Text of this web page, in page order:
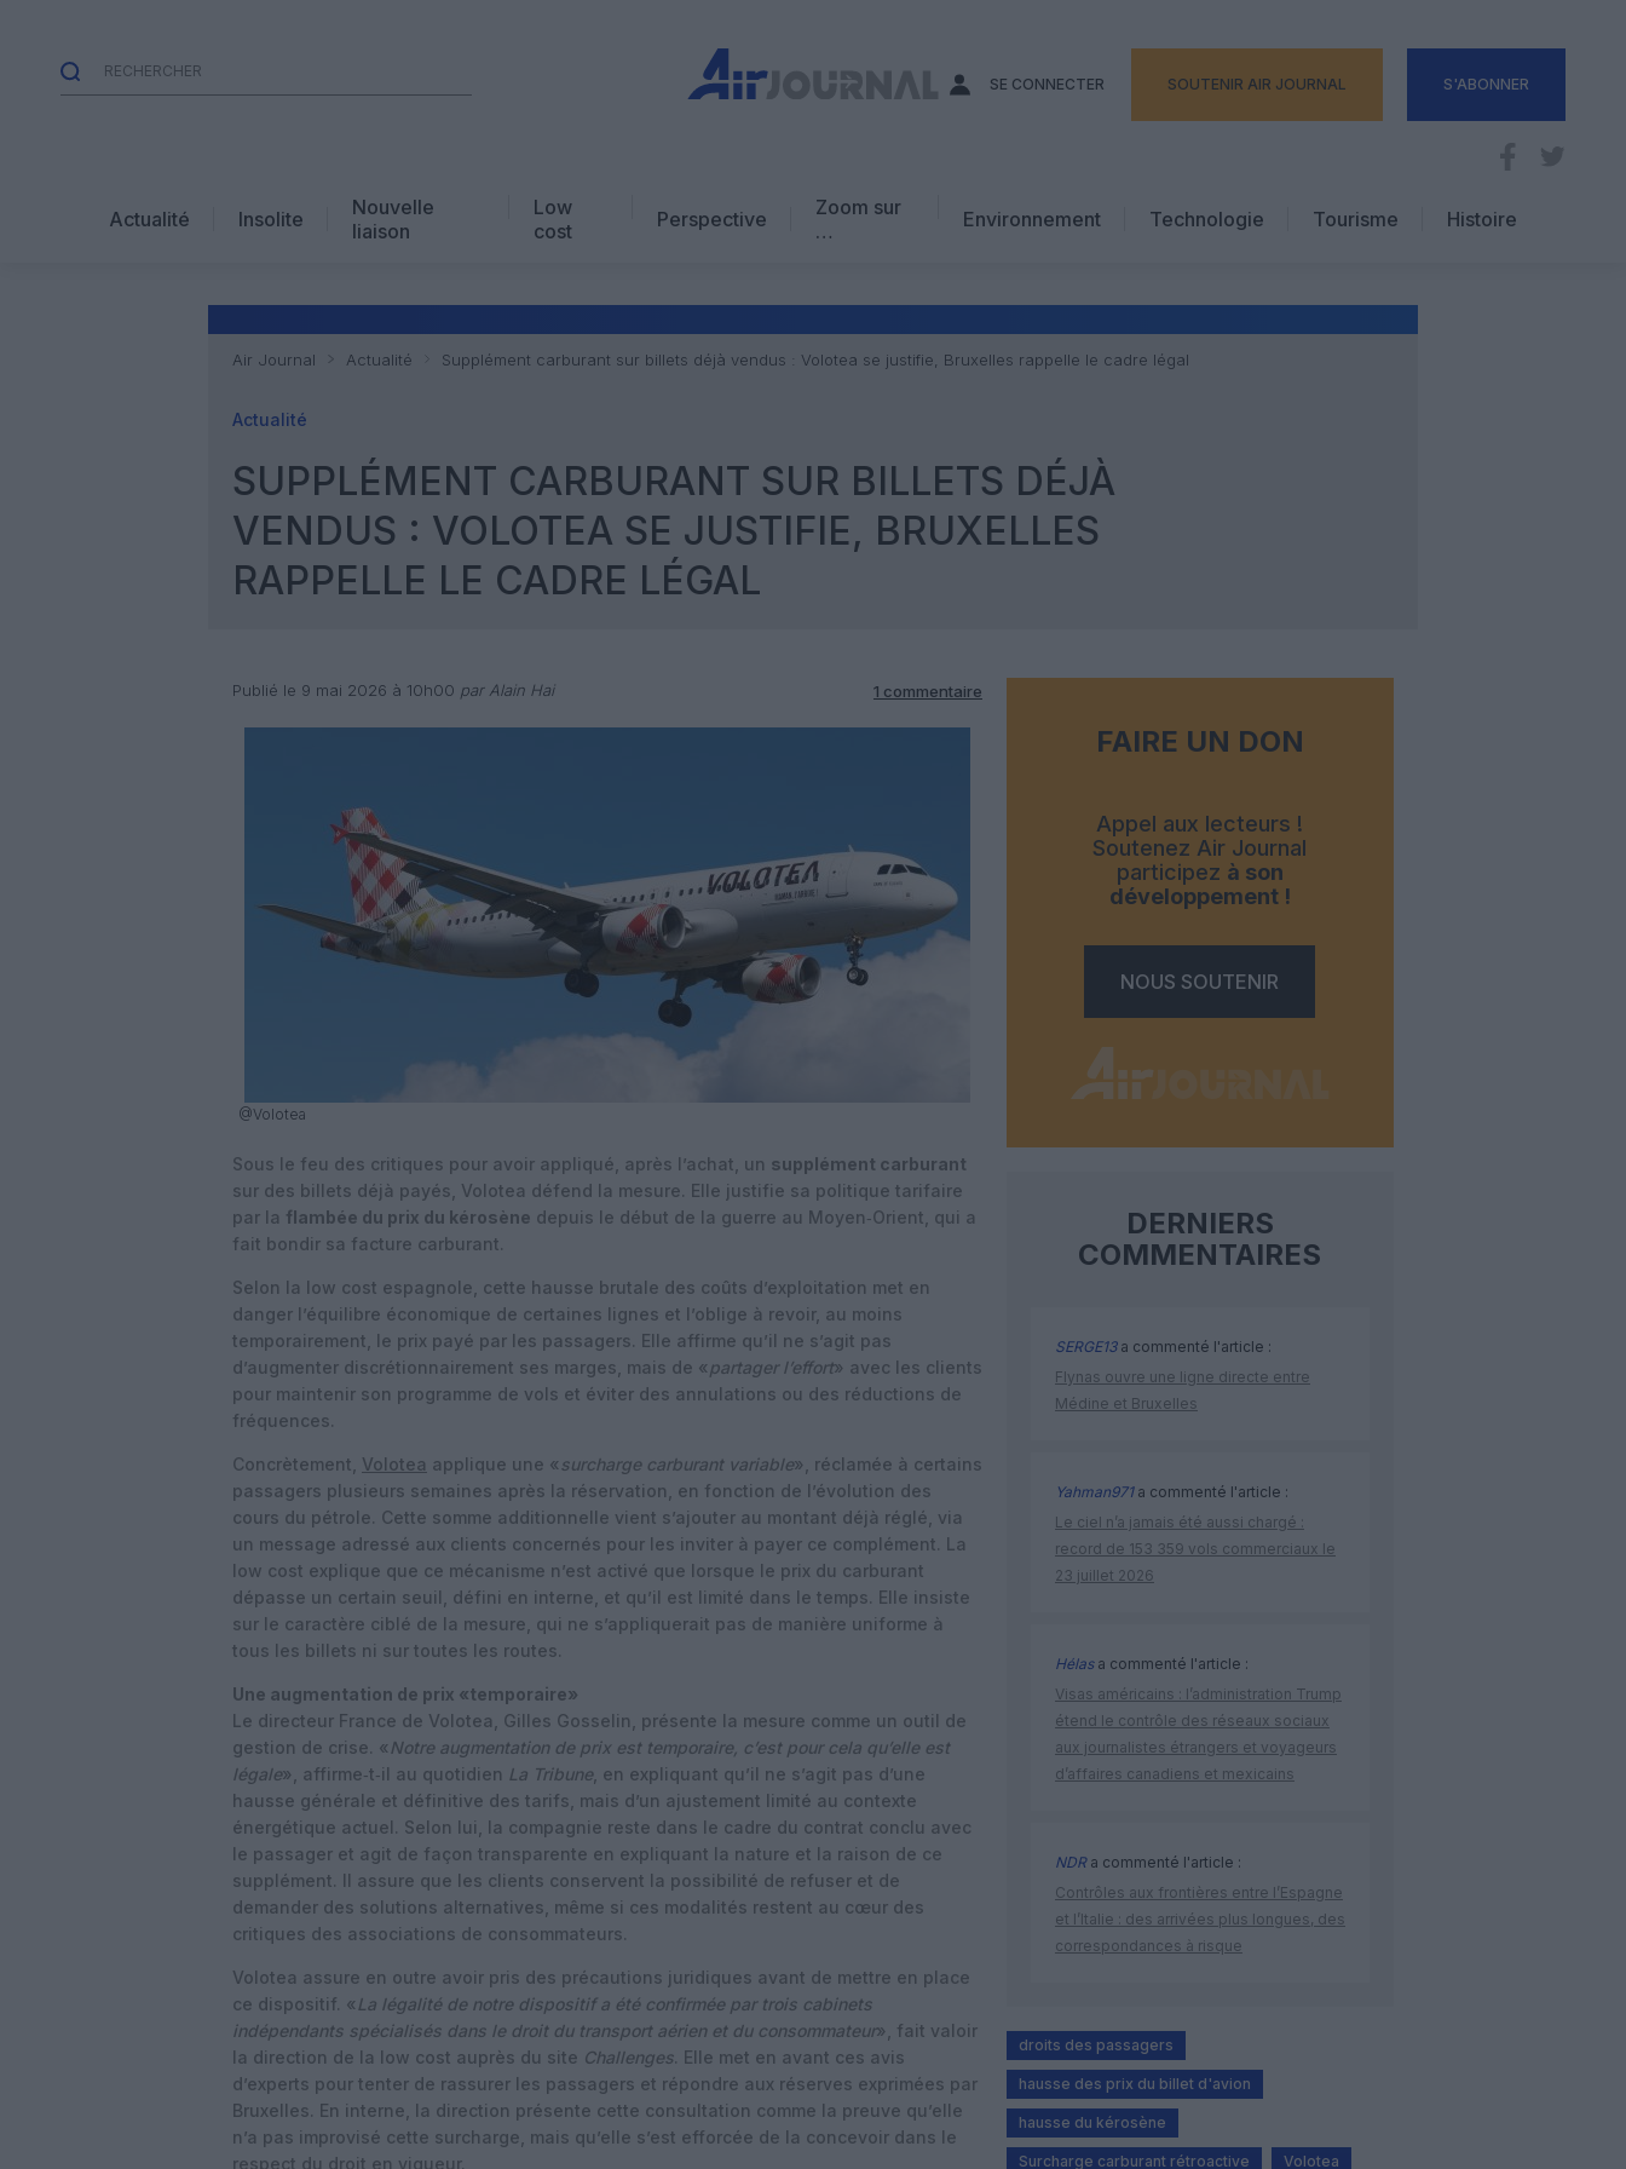
SE CONNECTER SOUTENIR AIR JOURNAL S'ABONNER
Actualité Insolite
Nouvelle
liaison
Low
cost
Perspective
Zoom sur
…
Avis d’expert
Environnement Technologie
Tourisme
Hôtellerie
Histoire
Air Journal Actualité Supplément carburant sur billets déjà vendus : Volotea se justifie, Bruxelles rappelle le cadre légal
Actualité
SUPPLÉMENT CARBURANT SUR BILLETS DÉJÀ
VENDUS : VOLOTEA SE JUSTIFIE, BRUXELLES
RAPPELLE LE CADRE LÉGAL
Publié le 9 mai 2026 à 10h00 par Alain Hai 1 commentaire
@Volotea
Sous le feu des critiques pour avoir appliqué, après l’achat, un supplément carburant
sur des billets déjà payés, Volotea défend la mesure. Elle justifie sa politique tarifaire
par la flambée du prix du kérosène depuis le début de la guerre au Moyen‑Orient, qui a
fait bondir sa facture carburant.
Selon la low cost espagnole, cette hausse brutale des coûts d’exploitation met en
danger l’équilibre économique de certaines lignes et l’oblige à revoir, au moins
temporairement, le prix payé par les passagers. Elle affirme qu’il ne s’agit pas
d’augmenter discrétionnairement ses marges, mais de « partager l’effort» avec les clients
pour maintenir son programme de vols et éviter des annulations ou des réductions de
fréquences.
Concrètement, Volotea applique une «surcharge carburant variable», réclamée à certains
passagers plusieurs semaines après la réservation, en fonction de l’évolution des
cours du pétrole. Cette somme additionnelle vient s’ajouter au montant déjà réglé, via
un message adressé aux clients concernés pour les inviter à payer ce complément. La
low cost explique que ce mécanisme n’est activé que lorsque le prix du carburant
dépasse un certain seuil, défini en interne, et qu’il est limité dans le temps. Elle insiste
sur le caractère ciblé de la mesure, qui ne s’appliquerait pas de manière uniforme à
tous les billets ni sur toutes les routes.
Une augmentation de prix «temporaire»
Le directeur France de Volotea, Gilles Gosselin, présente la mesure comme un outil de
gestion de crise. « Notre augmentation de prix est temporaire, c’est pour cela qu’elle est
légale», affirme‑t‑il au quotidien La Tribune , en expliquant qu’il ne s’agit pas d’une
hausse générale et définitive des tarifs, mais d’un ajustement limité au contexte
énergétique actuel. Selon lui, la compagnie reste dans le cadre du contrat conclu avec
le passager et agit de façon transparente en expliquant la nature et la raison de ce
supplément. Il assure que les clients conservent la possibilité de refuser et de
demander des solutions alternatives, même si ces modalités restent au cœur des
critiques des associations de consommateurs.
Volotea assure en outre avoir pris des précautions juridiques avant de mettre en place
ce dispositif. « La légalité de notre dispositif a été confirmée par trois cabinets
indépendants spécialisés dans le droit du transport aérien et du consommateur», fait valoir
la direction de la low cost auprès du site Challenges. Elle met en avant ces avis
d’experts pour tenter de rassurer les passagers et répondre aux réserves exprimées par
Bruxelles. En interne, la direction présente cette consultation comme la preuve qu’elle
n’a pas improvisé cette surcharge, mais qu’elle s’est efforcée de la concevoir dans le
respect du droit en vigueur.
FAIRE UN DON
Appel aux lecteurs !
Soutenez Air Journal
participez à son
développement !
NOUS SOUTENIR
DERNIERS
COMMENTAIRES
SERGE13a commenté l'article :
Flynas ouvre une ligne directe entre
Médine et Bruxelles
Yahman971a commenté l'article :
Le ciel n’a jamais été aussi chargé :
record de 153 359 vols commerciaux le
23 juillet 2026
Hélasa commenté l'article :
Visas américains : l’administration Trump
étend le contrôle des réseaux sociaux
aux journalistes étrangers et voyageurs
d’affaires canadiens et mexicains
NDRa commenté l'article :
Contrôles aux frontières entre l’Espagne
et l’Italie : des arrivées plus longues, des
correspondances à risque
droits des passagers
hausse des prix du billet d'avion
hausse du kérosène
Surcharge carburant rétroactive Volotea